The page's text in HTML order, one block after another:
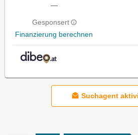
—
Gesponsert
Finanzierung berechnen
Suchagent